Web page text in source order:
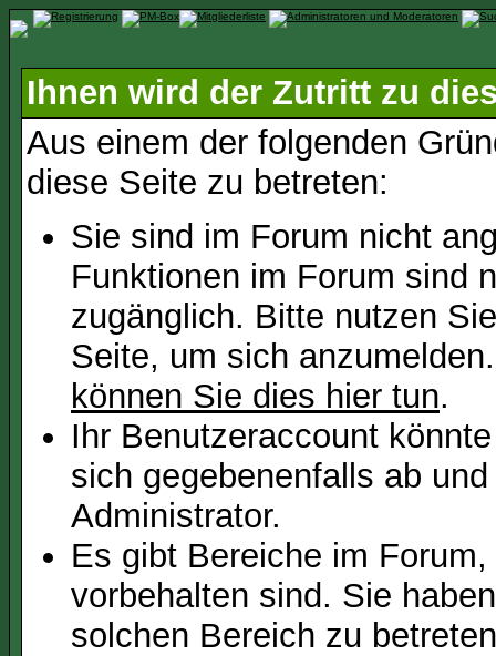
Ihnen wird der Zutritt zu
Aus einem der folgenden
diese Seite zu betreten:
Sie sind im Forum nicht
Funktionen im Forum sind
zugänglich. Bitte nutzen
Seite, um sich
können Sie dies hier tun.
Ihr Benutzeraccount
sich gegebenenfalls ab
Administrator.
Es gibt Bereiche im
vorbehalten sind. Sie
solchen Bereich zu